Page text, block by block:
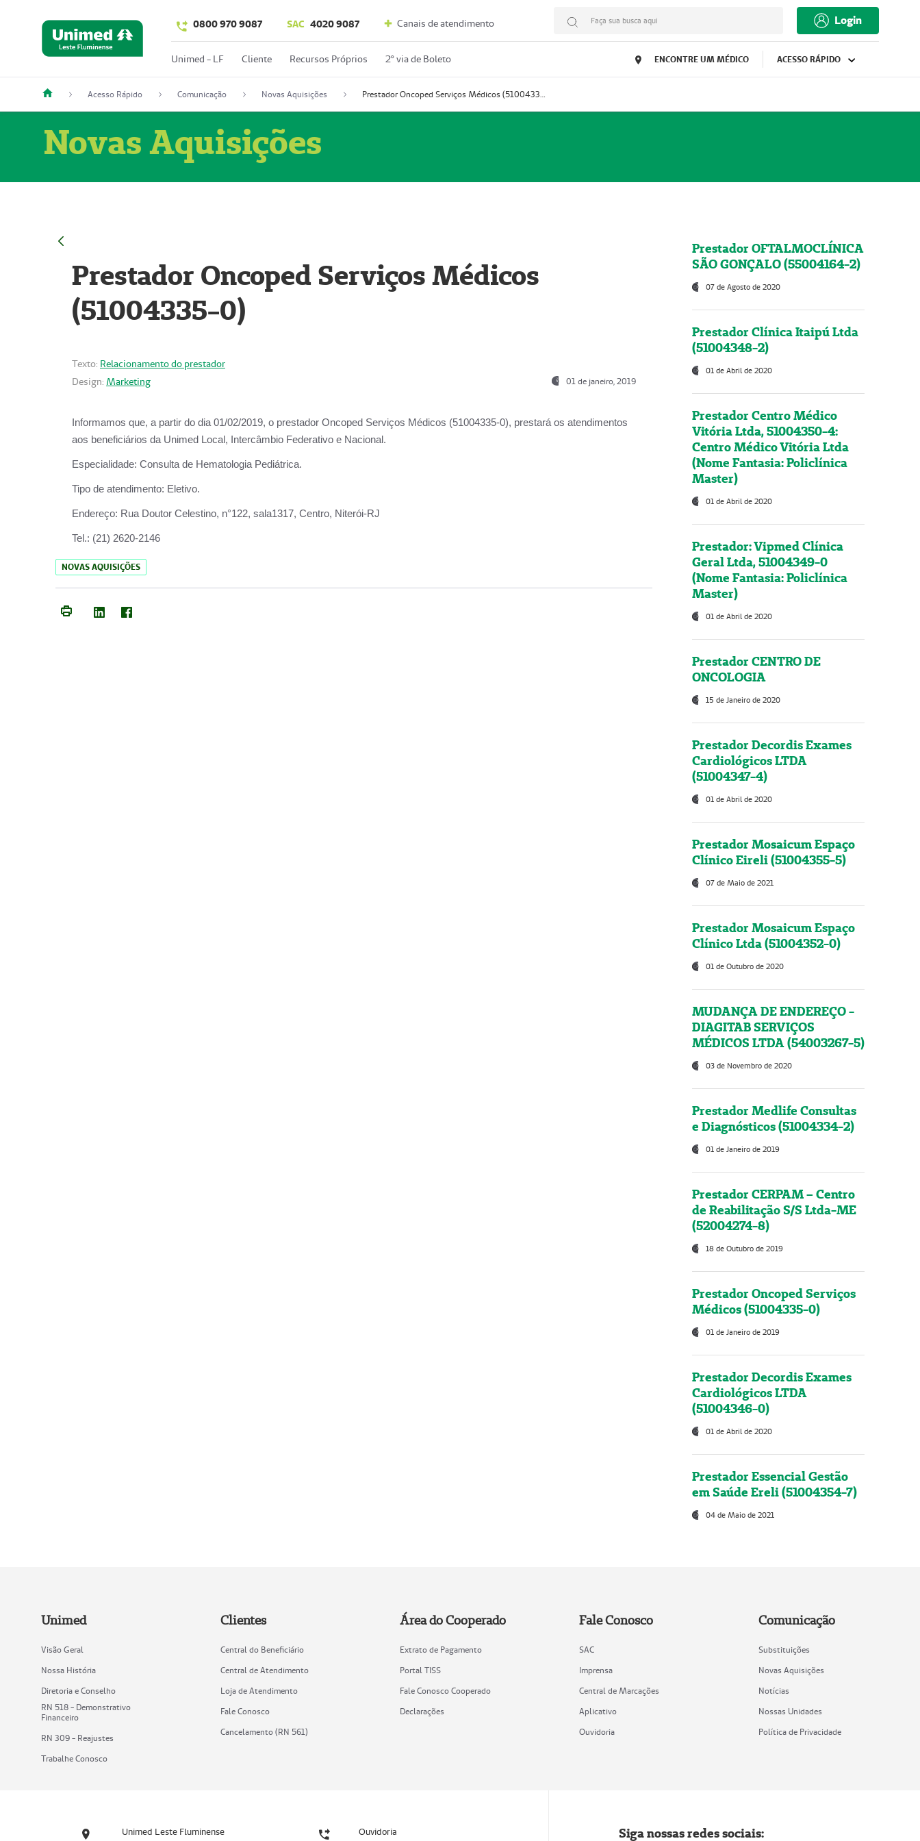
0800 970 9087 SAC 4020 9087 Canais de atendimento Faça sua busca aqui Login
Unimed - LF Cliente Recursos Próprios 2º via de Boleto ENCONTRE UM MÉDICO ACESSO RÁPIDO
Acesso Rápido Comunicação Novas Aquisições Prestador Oncoped Serviços Médicos (51004335-0)
Novas Aquisições
Prestador Oncoped Serviços Médicos
(51004335-0)
Texto: Relacionamento do prestador
Design: Marketing 01 de janeiro, 2019
Informamos que, a partir do dia 01/02/2019, o prestador Oncoped Serviços Médicos (51004335-0), prestará os atendimentos
aos beneficiários da Unimed Local, Intercâmbio Federativo e Nacional.
Especialidade: Consulta de Hematologia Pediátrica.
Tipo de atendimento: Eletivo.
Endereço: Rua Doutor Celestino, n°122, sala1317, Centro, Niterói-RJ
Tel.: (21) 2620-2146
NOVAS AQUISIÇÕES
Prestador OFTALMOCLÍNICA
SÃO GONÇALO (55004164-2)
07 de Agosto de 2020
Prestador Clínica Itaipú Ltda
(51004348-2)
01 de Abril de 2020
Prestador Centro Médico
Vitória Ltda, 51004350-4:
Centro Médico Vitória Ltda
(Nome Fantasia: Policlínica
Master)
01 de Abril de 2020
Prestador: Vipmed Clínica
Geral Ltda, 51004349-0
(Nome Fantasia: Policlínica
Master)
01 de Abril de 2020
Prestador CENTRO DE
ONCOLOGIA
15 de Janeiro de 2020
Prestador Decordis Exames
Cardiológicos LTDA
(51004347-4)
01 de Abril de 2020
Prestador Mosaicum Espaço
Clínico Eireli (51004355-5)
07 de Maio de 2021
Prestador Mosaicum Espaço
Clínico Ltda (51004352-0)
01 de Outubro de 2020
MUDANÇA DE ENDEREÇO -
DIAGITAB SERVIÇOS
MÉDICOS LTDA (54003267-5)
03 de Novembro de 2020
Prestador Medlife Consultas
e Diagnósticos (51004334-2)
01 de Janeiro de 2019
Prestador CERPAM – Centro
de Reabilitação S/S Ltda-ME
(52004274-8)
18 de Outubro de 2019
Prestador Oncoped Serviços
Médicos (51004335-0)
01 de Janeiro de 2019
Prestador Decordis Exames
Cardiológicos LTDA
(51004346-0)
01 de Abril de 2020
Prestador Essencial Gestão
em Saúde Ereli (51004354-7)
04 de Maio de 2021
Unimed
Visão Geral
Nossa História
Diretoria e Conselho
RN 518 - Demonstrativo
Financeiro
RN 309 - Reajustes
Trabalhe Conosco
Clientes
Central do Beneficiário
Central de Atendimento
Loja de Atendimento
Fale Conosco
Cancelamento (RN 561)
Área do Cooperado
Extrato de Pagamento
Portal TISS
Fale Conosco Cooperado
Declarações
Fale Conosco
SAC
Imprensa
Central de Marcações
Aplicativo
Ouvidoria
Comunicação
Substituições
Novas Aquisições
Notícias
Nossas Unidades
Política de Privacidade
Unimed Leste Fluminense Ouvidoria Siga nossas redes sociais: